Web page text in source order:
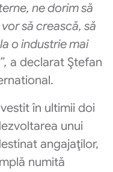
ne dorim să
să crească, să
o industrie mai
a declarat Ştefan
în ultimii doi
unui
angajaţilor,
numită